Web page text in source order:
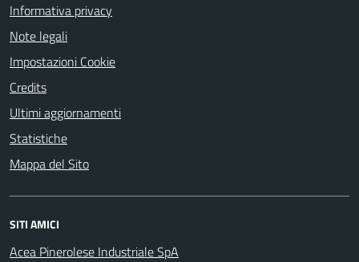
Informativa privacy
Note legali
Impostazioni Cookie
Credits
Ultimi aggiornamenti
Statistiche
Mappa del Sito
SITI AMICI
Acea Pinerolese Industriale SpA